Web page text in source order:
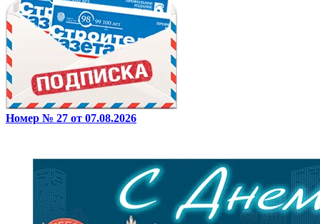
Номер № 27 от 07.08.2026